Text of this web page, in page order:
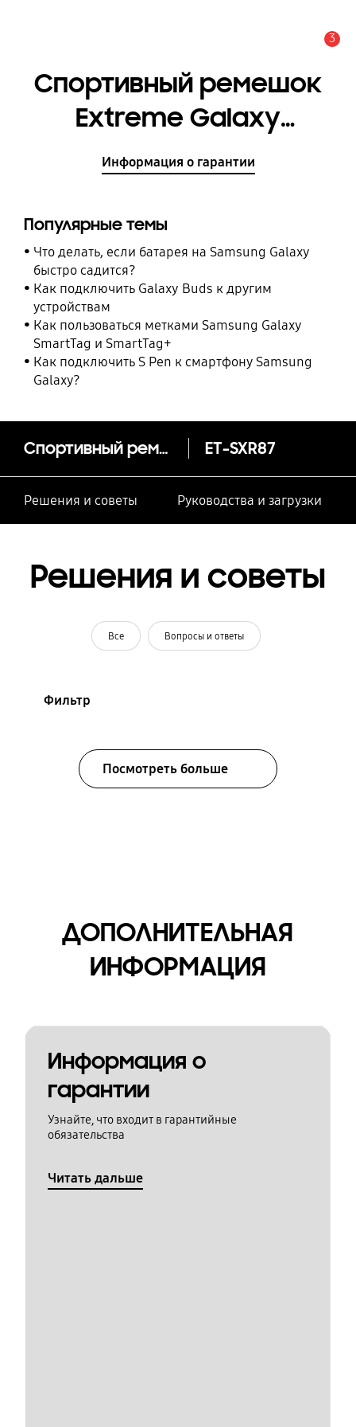
3
Спортивный ремешок
Extreme Galaxy
Watch4, M/L [ET-
Информация о гарантии
Популярные темы
Что делать, если батарея на Samsung Galaxy
быстро садится?
Как подключить Galaxy Buds к другим
устройствам
Как пользоваться метками Samsung Galaxy
SmartTag и SmartTag+
Как подключить S Pen к смартфону Samsung
Galaxy?
Спортивный ремешок Extreme Galaxy Watch4, M/L ET-SXR87
Решения и советы Руководства и загрузки
Решения и советы
Все Вопросы и ответы
Фильтр
Посмотреть больше
ДОПОЛНИТЕЛЬНАЯ
ИНФОРМАЦИЯ
Информация о
гарантии
Узнайте, что входит в гарантийные
обязательства
Читать дальше